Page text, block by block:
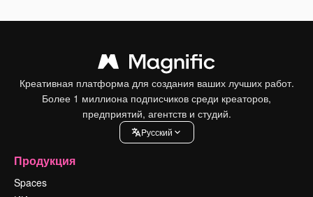
Креативная платформа для создания ваших лучших работ.
Более 1 миллиона подписчиков среди креаторов,
предприятий, агентств и студий.
Pусский
Продукция
Spaces